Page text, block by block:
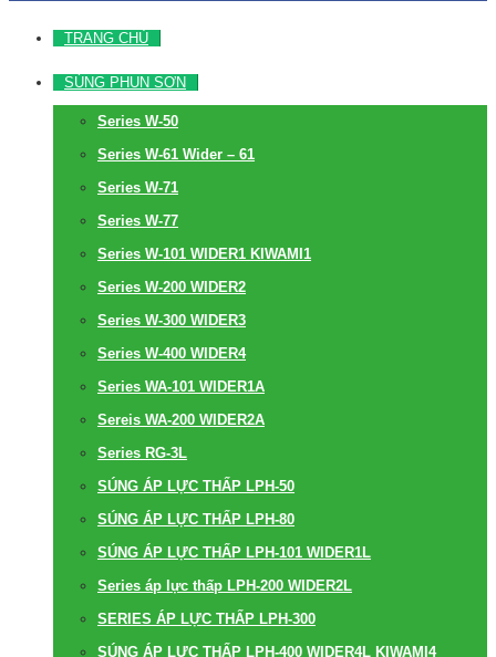
TRANG CHỦ
SÚNG PHUN SƠN
Series W-50
Series W-61 Wider – 61
Series W-71
Series W-77
Series W-101 WIDER1 KIWAMI1
Series W-200 WIDER2
Series W-300 WIDER3
Series W-400 WIDER4
Series WA-101 WIDER1A
Sereis WA-200 WIDER2A
Series RG-3L
SÚNG ÁP LỰC THẤP LPH-50
SÚNG ÁP LỰC THẤP LPH-80
SÚNG ÁP LỰC THẤP LPH-101 WIDER1L
Series áp lực thấp LPH-200 WIDER2L
SERIES ÁP LỰC THẤP LPH-300
SÚNG ÁP LỰC THẤP LPH-400 WIDER4L KIWAMI4